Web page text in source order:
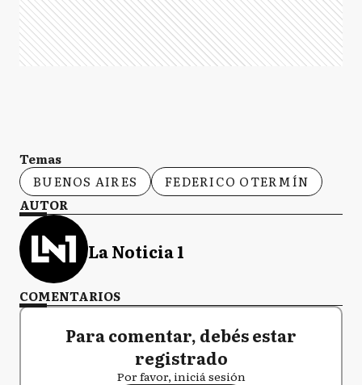
Temas
BUENOS AIRES
FEDERICO OTERMÍN
AUTOR
La Noticia 1
COMENTARIOS
Para comentar, debés estar
registrado
Por favor, iniciá sesión